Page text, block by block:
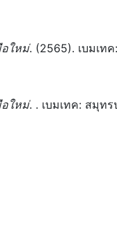
ใหม่. (2565). เบมเทค:
ใหม่. . เบมเทค: สมุทร